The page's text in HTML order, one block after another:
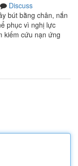
Discuss
bút bằng chân, nắn
phục vì nghị lực
kiếm cứu nạn ứng